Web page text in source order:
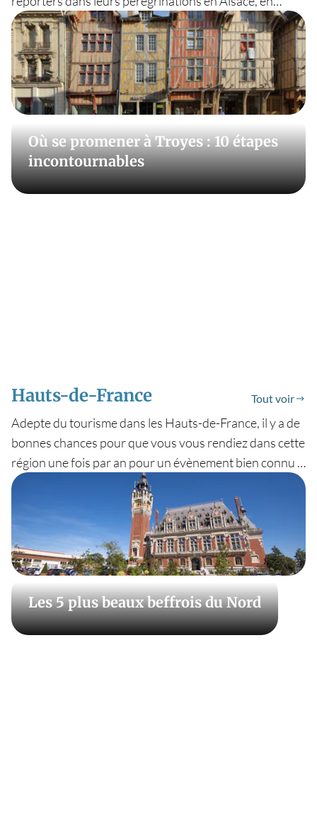
Lorraine ou en Champagne-Ardenne : à Strasbourg, à
Nancy, à Metz, découvrez les villages typiques de la
route des vins, les châteaux de Champagne, les plus
beaux paysages des parcs naturels, la gastronomie
locale, et bien sûr les marchés de Noël. Laissez-vous
guider par nos suggestions de randos et d’itinéraires
touristiques, nos photos exclusives, notre sélection de
lieux incontournables à visiter et nos bonnes adresses
gourmandes à dévorer ! En toutes saisons, pour faire
du tourisme dans le Grand-Est, les bons plans sont sur
Où se promener à Troyes : 10 étapes
incontournables
Hauts-de-France Tout voir
Adepte du tourisme dans les Hauts-de-France, il y a de
bonnes chances pour que vous vous rendiez dans cette
région une fois par an pour un évènement bien connu :
la Braderie de Lille ! Evènement national, elle regroupe
chaque année des millions de visiteurs venus par la
même occasion visiter ces territoires trop souvent
injustement délaissées par le tourisme français.
Détours en France vous propose ses contenus dédiés
: tout savoir sur le carnaval de Dunkerque, les plus
belles randonnées sur la côte d’Opale, la plage de
Les 5 plus beaux beffrois du Nord